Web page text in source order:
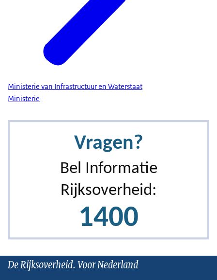
Ministerie van Infrastructuur en Waterstaat
Ministerie
De Rijksoverheid. Voor Nederland